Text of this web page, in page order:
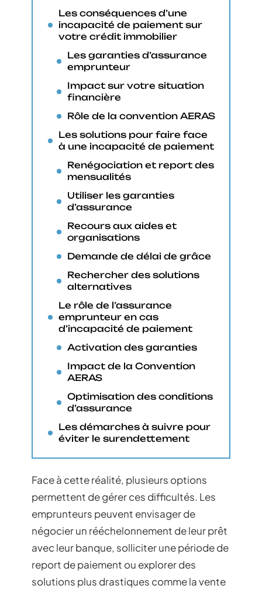
Les conséquences d’une
incapacité de paiement sur
votre crédit immobilier
Les garanties d’assurance
emprunteur
Impact sur votre situation
financière
Rôle de la convention AERAS
Les solutions pour faire face
à une incapacité de paiement
Renégociation et report des
mensualités
Utiliser les garanties
d’assurance
Recours aux aides et
organisations
Demande de délai de grâce
Rechercher des solutions
alternatives
Le rôle de l’assurance
emprunteur en cas
d’incapacité de paiement
Activation des garanties
Impact de la Convention
AERAS
Optimisation des conditions
d’assurance
Les démarches à suivre pour
éviter le surendettement
Face à cette réalité, plusieurs options
permettent de gérer ces difficultés. Les
emprunteurs peuvent envisager de
négocier un rééchelonnement de leur prêt
avec leur banque, solliciter une période de
report de paiement ou explorer des
solutions plus drastiques comme la vente